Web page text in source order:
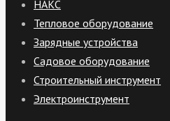
НАКС
Тепловое оборудование
Зарядные устройства
Садовое оборудование
Строительный инструмент
Электроинструмент